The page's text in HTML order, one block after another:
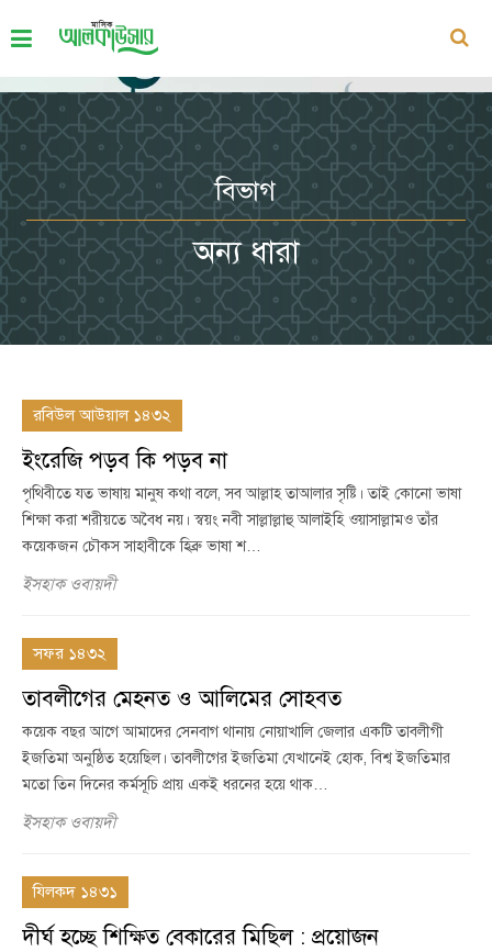
বিভাগ
অন্য ধারা
রবিউল আউয়াল ১৪৩২
ইংরেজি পড়ব কি পড়ব না
পৃথিবীতে যত ভাষায় মানুষ কথা বলে, সব আল্লাহ তাআলার সৃষ্টি। তাই কোনো ভাষা
শিক্ষা করা শরীয়তে অবৈধ নয়। স্বয়ং নবী সাল্লাল্লাহু আলাইহি ওয়াসাল্লামও তাঁর
কয়েকজন চৌকস সাহাবীকে হিব্রু ভাষা শ…
ইসহাক ওবায়দী
সফর ১৪৩২
তাবলীগের মেহনত ও আলিমের সোহবত
কয়েক বছর আগে আমাদের সেনবাগ থানায় নোয়াখালি জেলার একটি তাবলীগী
ইজতিমা অনুষ্ঠিত হয়েছিল। তাবলীগের ইজতিমা যেখানেই হোক, বিশ্ব ইজতিমার
মতো তিন দিনের কর্মসূচি প্রায় একই ধরনের হয়ে থাক…
ইসহাক ওবায়দী
যিলকদ ১৪৩১
দীর্ঘ হচ্ছে শিক্ষিত বেকারের মিছিল : প্রয়োজন